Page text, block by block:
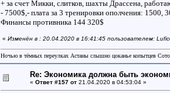
+ за счет Микки, слитков, шахты Драссена,
- 7500$,- плата за 3 тренировки ополчения: 1500,
Финансы противника 144 320$
« Изменён в : 20.04.2020 в 16:41:45 пользователем:
Ночью в тёмных переулках Астаны слышно цоканье копытцев
Re: Экономика должна быть
« Ответ #157 от 21.04.2020 в 04:53:04 »